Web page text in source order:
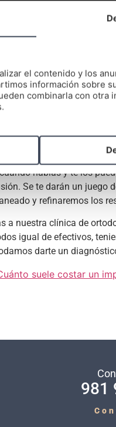
son
hablas y te los
Se te darán un
y refinaremos los
a nuestra clínica de
igual de efectivos,
darte un
suele costar un
981
el contenido y los
información sobre
combinarla con